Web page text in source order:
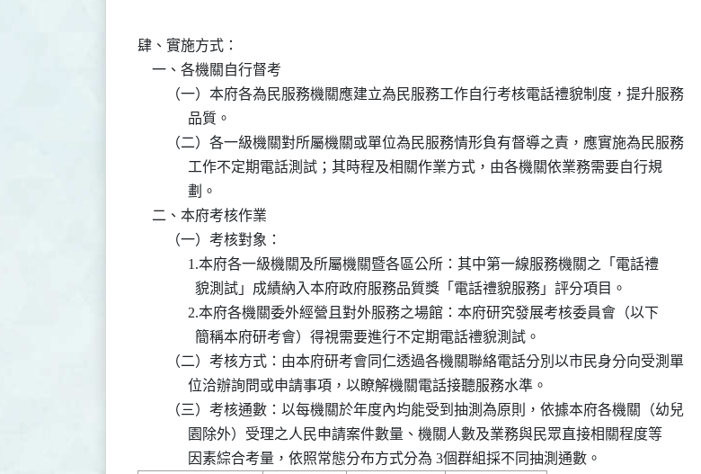
肆、實施方式：
    一、各機關自行督考
        （一）本府各為民服務機關應建立為民服務工作自行考核電話禮貌制度，提升服務
              品質。
        （二）各一級機關對所屬機關或單位為民服務情形負有督導之責，應實施為民服務
              工作不定期電話測試；其時程及相關作業方式，由各機關依業務需要自行規
              劃。
    二、本府考核作業
        （一）考核對象：
              1.本府各一級機關及所屬機關暨各區公所：其中第一線服務機關之「電話禮
                貌測試」成績納入本府政府服務品質獎「電話禮貌服務」評分項目。
              2.本府各機關委外經營且對外服務之場館：本府研究發展考核委員會（以下
                簡稱本府研考會）得視需要進行不定期電話禮貌測試。
        （二）考核方式：由本府研考會同仁透過各機關聯絡電話分別以市民身分向受測單
              位洽辦詢問或申請事項，以瞭解機關電話接聽服務水準。
        （三）考核通數：以每機關於年度內均能受到抽測為原則，依據本府各機關（幼兒
              園除外）受理之人民申請案件數量、機關人數及業務與民眾直接相關程度等
              因素綜合考量，依照常態分布方式分為 3個群組採不同抽測通數。